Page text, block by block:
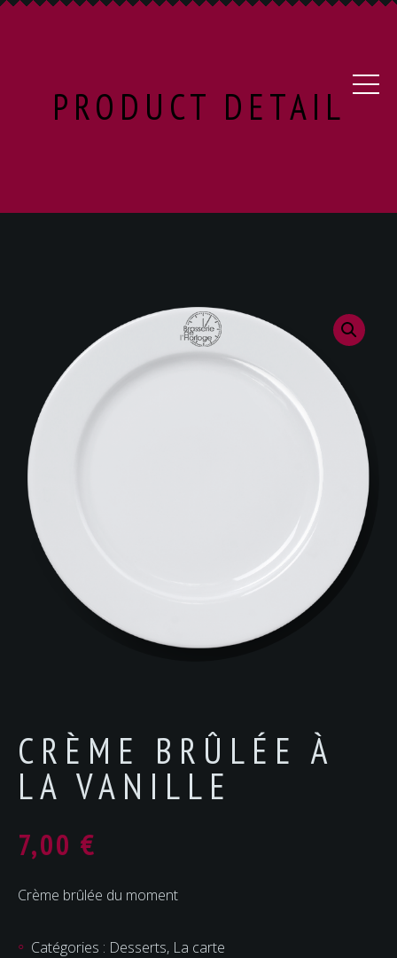
PRODUCT DETAIL
CRÈME BRÛLÉE À
LA VANILLE
7,00 €
Crème brûlée du moment
Catégories : Desserts, La carte